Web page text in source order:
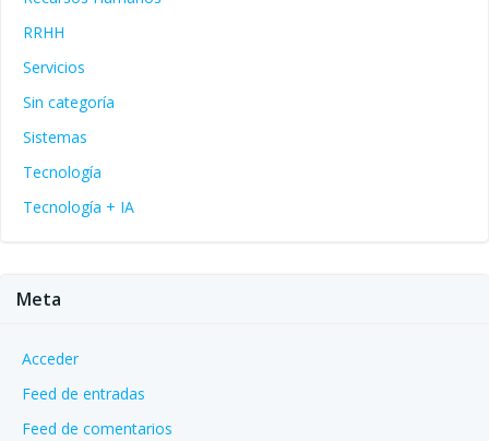
RRHH
Servicios
Sin categoría
Sistemas
Tecnología
Tecnología + IA
Meta
Acceder
Feed de entradas
Feed de comentarios